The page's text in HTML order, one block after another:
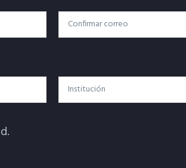
Confirmar Correo
Institución